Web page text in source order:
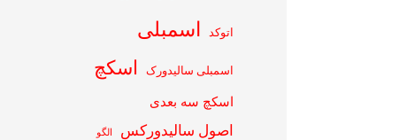
اتوکد اسمبلی
اسمبلی سالیدورک اسکچ
اسکچ سه بعدی
اصول سالیدورکس الگو